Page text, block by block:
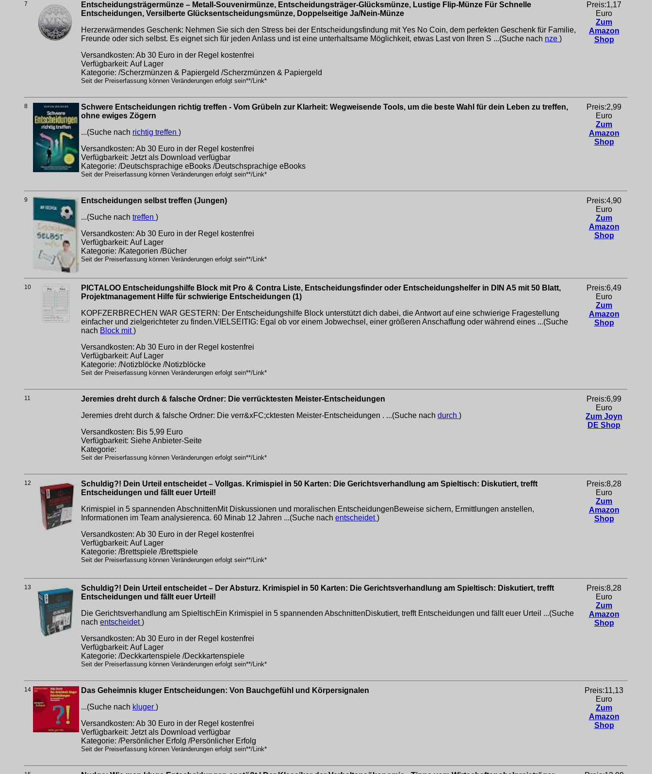
7
Entscheidungsträgermünze – Metall-Souvenirmünze, Entscheidungsträger-Glücksmünze, Lustige Flip-Münze Für Schnelle
Entscheidungen, Versilberte Glücksentscheidungsmünze, Doppelseitige Ja/Nein-Münze
Herzerwärmendes Geschenk: Nehmen Sie sich den Stress bei der Entscheidungsfindung mit Yes No Coin, dem perfekten Geschenk für Familie,
Freunde oder sich selbst. Es eignet sich für jeden Anlass und ist eine unterhaltsame Möglichkeit, etwas Last von Ihren S ...(Suche nach nze )
Versandkosten: Ab 30 Euro in der Regel kostenfrei
Verfügbarkeit: Auf Lager
Kategorie: /Scherzmünzen & Papiergeld /Scherzmünzen & Papiergeld
Seit der Preiserfassung können Veränderungen erfolgt sein**/Link*
Preis:1,17
Euro
Zum
Amazon
Shop
8
Schwere Entscheidungen richtig treffen - Vom Grübeln zur Klarheit: Wegweisende Tools, um die beste Wahl für dein Leben zu treffen,
ohne ewiges Zögern
...(Suche nach richtig treffen )
Versandkosten: Ab 30 Euro in der Regel kostenfrei
Verfügbarkeit: Jetzt als Download verfügbar
Kategorie: /Deutschsprachige eBooks /Deutschsprachige eBooks
Seit der Preiserfassung können Veränderungen erfolgt sein**/Link*
Preis:2,99
Euro
Zum
Amazon
Shop
9
Entscheidungen selbst treffen (Jungen)
...(Suche nach treffen )
Versandkosten: Ab 30 Euro in der Regel kostenfrei
Verfügbarkeit: Auf Lager
Kategorie: /Kategorien /Bücher
Seit der Preiserfassung können Veränderungen erfolgt sein**/Link*
Preis:4,90
Euro
Zum
Amazon
Shop
10
PICTALOO Entscheidungshilfe Block mit Pro & Contra Liste, Entscheidungsfinder oder Entscheidungshelfer in DIN A5 mit 50 Blatt,
Projektmanagement Hilfe für schwierige Entscheidungen (1)
KOPFZERBRECHEN WAR GESTERN: Der Entscheidungshilfe Block unterstützt dich dabei, die Antwort auf eine schwierige Fragestellung
einfacher und zielgerichteter zu finden.VIELSEITIG: Egal ob vor einem Jobwechsel, einer größeren Anschaffung oder während eines ...(Suche
nach Block mit)
Versandkosten: Ab 30 Euro in der Regel kostenfrei
Verfügbarkeit: Auf Lager
Kategorie: /Notizblöcke /Notizblöcke
Seit der Preiserfassung können Veränderungen erfolgt sein**/Link*
Preis:6,49
Euro
Zum
Amazon
Shop
11
Jeremies dreht durch & falsche Ordner: Die verrücktesten Meister-Entscheidungen
Jeremies dreht durch & falsche Ordner: Die verr&xFC;cktesten Meister-Entscheidungen . ...(Suche nach durch )
Versandkosten: Bis 5,99 Euro
Verfügbarkeit: Siehe Anbieter-Seite
Kategorie:
Seit der Preiserfassung können Veränderungen erfolgt sein**/Link*
Preis:6,99
Euro
Zum Joyn
DE Shop
12
Schuldig?! Dein Urteil entscheidet – Vollgas. Krimispiel in 50 Karten: Die Gerichtsverhandlung am Spieltisch: Diskutiert, trefft
Entscheidungen und fällt euer Urteil!
Krimispiel in 5 spannenden AbschnittenMit Diskussionen und moralischen EntscheidungenBeweise sichern, Ermittlungen anstellen,
Informationen im Team analysierenca. 60 Minab 12 Jahren ...(Suche nach entscheidet)
Versandkosten: Ab 30 Euro in der Regel kostenfrei
Verfügbarkeit: Auf Lager
Kategorie: /Brettspiele /Brettspiele
Seit der Preiserfassung können Veränderungen erfolgt sein**/Link*
Preis:8,28
Euro
Zum
Amazon
Shop
13
Schuldig?! Dein Urteil entscheidet – Der Absturz. Krimispiel in 50 Karten: Die Gerichtsverhandlung am Spieltisch: Diskutiert, trefft
Entscheidungen und fällt euer Urteil!
Die Gerichtsverhandlung am SpieltischEin Krimispiel in 5 spannenden AbschnittenDiskutiert, trefft Entscheidungen und fällt euer Urteil ...(Suche
nach entscheidet)
Versandkosten: Ab 30 Euro in der Regel kostenfrei
Verfügbarkeit: Auf Lager
Kategorie: /Deckkartenspiele /Deckkartenspiele
Seit der Preiserfassung können Veränderungen erfolgt sein**/Link*
Preis:8,28
Euro
Zum
Amazon
Shop
14
Das Geheimnis kluger Entscheidungen: Von Bauchgefühl und Körpersignalen
...(Suche nach kluger )
Versandkosten: Ab 30 Euro in der Regel kostenfrei
Verfügbarkeit: Jetzt als Download verfügbar
Kategorie: /Persönlicher Erfolg /Persönlicher Erfolg
Seit der Preiserfassung können Veränderungen erfolgt sein**/Link*
Preis:11,13
Euro
Zum
Amazon
Shop